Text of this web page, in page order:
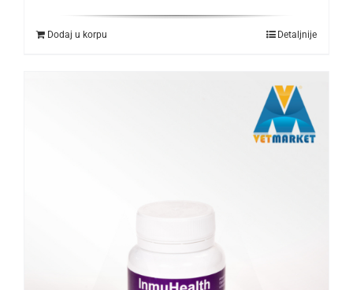
Dodaj u korpu Detaljnije